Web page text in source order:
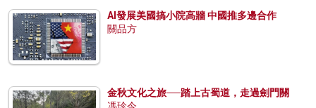
AI發展美國搞小院高牆 中國推多邊合作
關品方
金秋文化之旅──踏上古蜀道，走過劍門關